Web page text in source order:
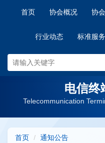
首页 协会概况 协
行业动态 标准服务
电信终
Telecommunication
首页
通知公告